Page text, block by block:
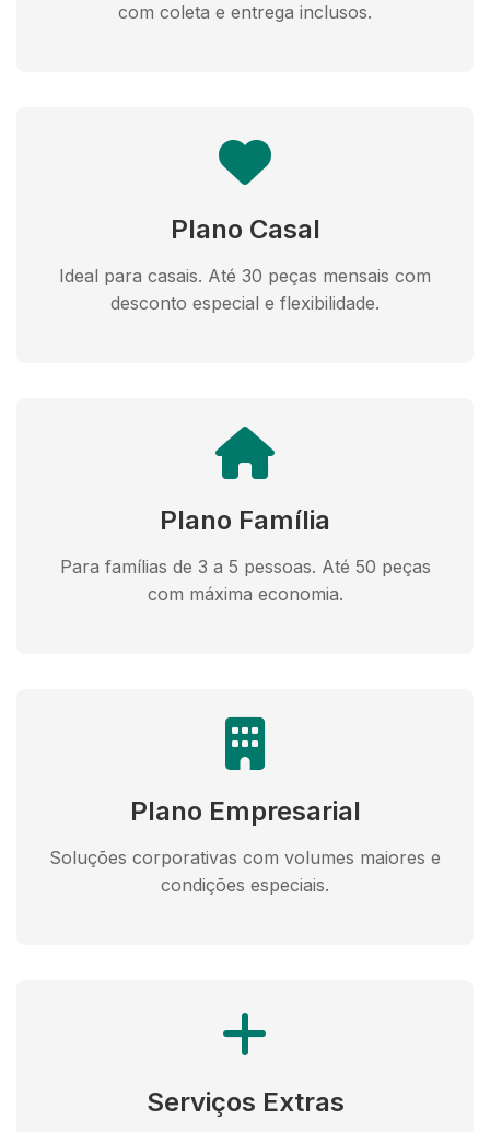
com coleta e entrega inclusos.
Plano Casal
Ideal para casais. Até 30 peças mensais com
desconto especial e flexibilidade.
Plano Família
Para famílias de 3 a 5 pessoas. Até 50 peças
com máxima economia.
Plano Empresarial
Soluções corporativas com volumes maiores e
condições especiais.
Serviços Extras